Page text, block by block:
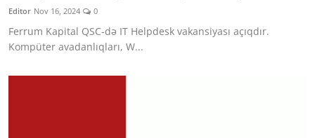
Editor Nov 16, 2024 0
Ferrum Kapital QSC-də IT Helpdesk vakansiyası açıqdır.
Kompüter avadanlıqları, W...